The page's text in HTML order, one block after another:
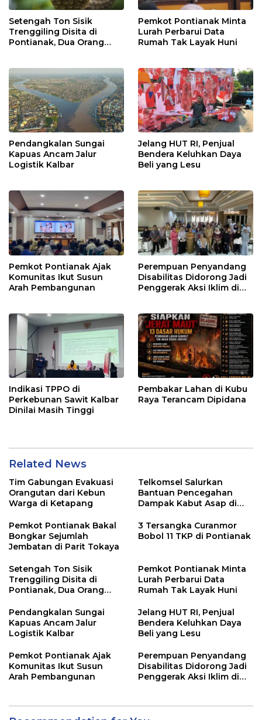
Setengah Ton Sisik
Trenggiling Disita di
Pontianak, Dua Orang
Pemkot Pontianak Minta
Lurah Perbarui Data
Rumah Tak Layak Huni
Pendangkalan Sungai
Kapuas Ancam Jalur
Logistik Kalbar
Jelang HUT RI, Penjual
Bendera Keluhkan Daya
Beli yang Lesu
Pemkot Pontianak Ajak
Komunitas Ikut Susun
Arah Pembangunan
Perempuan Penyandang
Disabilitas Didorong Jadi
Penggerak Aksi Iklim di
Indikasi TPPO di
Perkebunan Sawit Kalbar
Dinilai Masih Tinggi
Pembakar Lahan di Kubu
Raya Terancam Dipidana
Related News
Tim Gabungan Evakuasi
Orangutan dari Kebun
Warga di Ketapang
Telkomsel Salurkan
Bantuan Pencegahan
Dampak Kabut Asap di
Pemkot Pontianak Bakal
Bongkar Sejumlah
Jembatan di Parit Tokaya
3 Tersangka Curanmor
Bobol 11 TKP di Pontianak
Setengah Ton Sisik
Trenggiling Disita di
Pontianak, Dua Orang
Pemkot Pontianak Minta
Lurah Perbarui Data
Rumah Tak Layak Huni
Pendangkalan Sungai
Kapuas Ancam Jalur
Logistik Kalbar
Jelang HUT RI, Penjual
Bendera Keluhkan Daya
Beli yang Lesu
Pemkot Pontianak Ajak
Komunitas Ikut Susun
Arah Pembangunan
Perempuan Penyandang
Disabilitas Didorong Jadi
Penggerak Aksi Iklim di